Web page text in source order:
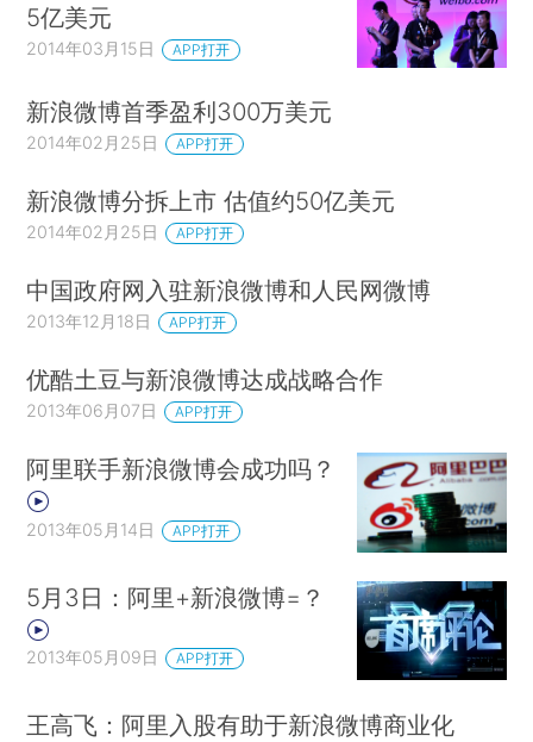
5亿美元
2014年03月15日 APP打开
新浪微博首季盈利300万美元
2014年02月25日 APP打开
新浪微博分拆上市 估值约50亿美元
2014年02月25日 APP打开
中国政府网入驻新浪微博和人民网微博
2013年12月18日 APP打开
优酷土豆与新浪微博达成战略合作
2013年06月07日 APP打开
阿里联手新浪微博会成功吗？
2013年05月14日 APP打开
5月3日：阿里+新浪微博=？
2013年05月09日 APP打开
王高飞：阿里入股有助于新浪微博商业化